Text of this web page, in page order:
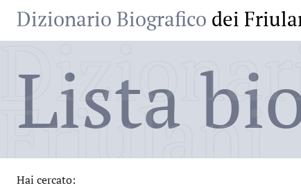
Dizionario Biografico dei
Friulani
Lista
Hai cercato: